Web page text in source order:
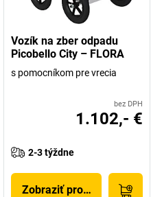
Vozík na zber odpadu
Picobello City – FLORA
s pomocníkom pre vrecia
bez DPH
1.102,- €
2-3 týždne
Zobraziť produkt